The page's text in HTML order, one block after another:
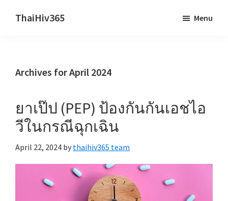
ThaiHiv365
behind.
Menu
Archives for April 2024
ยาเป๊ป (PEP) ป้องกันกันเอชไอ
วีในกรณีฉุกเฉิน
April 22, 2024 by thaihiv365 team